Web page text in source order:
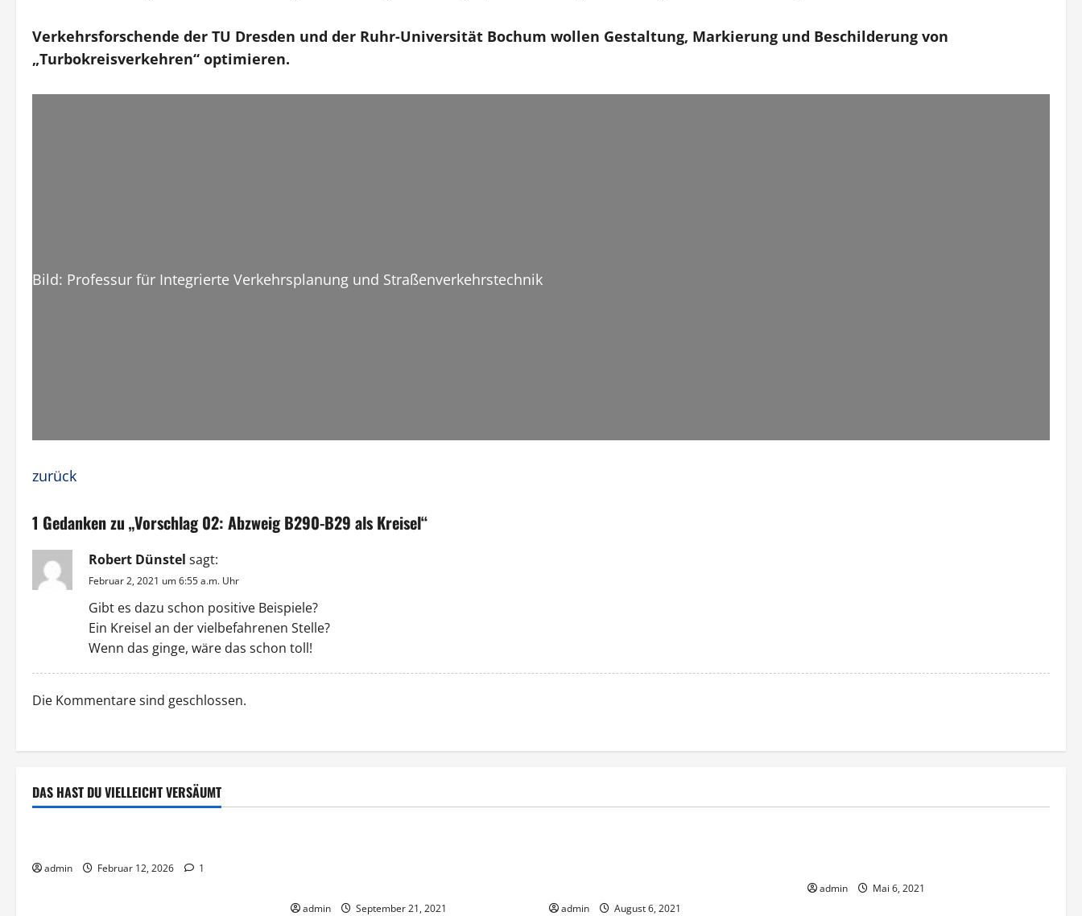
Verkehrsforschende der TU Dresden und der Ruhr-Universität Bochum wollen Gestaltung, Markierung und Beschilderung von
„Turbokreisverkehren“ optimieren.
Bild: Professur für Integrierte Verkehrsplanung und Straßenverkehrstechnik
zurück
1 Gedanken zu „Vorschlag 02: Abzweig B290-B29 als Kreisel“
Robert Dünstel sagt:
Februar 2, 2021 um 6:55 a.m. Uhr
Gibt es dazu schon positive Beispiele?
Ein Kreisel an der vielbefahrenen Stelle?
Wenn das ginge, wäre das schon toll!
Die Kommentare sind geschlossen.
DAS HAST DU VIELLEICHT VERSÄUMT
Uncategorized
admin Februar 12, 2026 1
admin September 21, 2021 admin August 6, 2021
admin Mai 6, 2021